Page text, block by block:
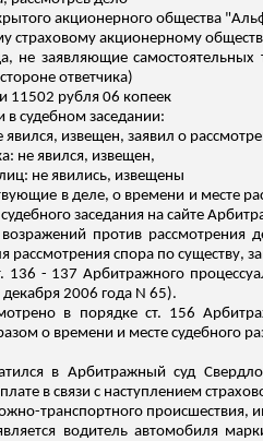
акционерного общества
страховому акционерному
не заявляющие
ответчика)
11502 рубля 06 копеек
в судебном заседании:
явился, извещен, заявил о
не явился, извещен,
не явились, извещены
в деле, о времени и месте
заседания на сайте
возражений против рассмотрения
рассмотрения спора по существу,
136 - 137 Арбитражного
декабря 2006 года N 65).
в порядке ст. 156
о времени и месте судебного
в Арбитражный суд
в связи с наступлением
транспортного происшествия,
водитель автомобиля